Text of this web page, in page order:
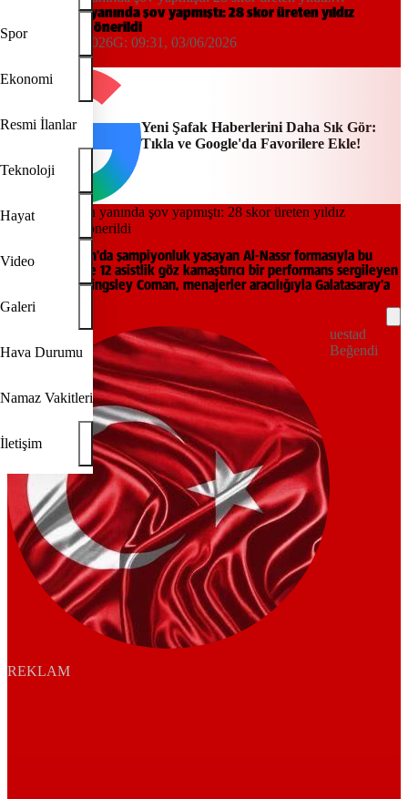
Spor
Ekonomi
Resmi İlanlar
Teknoloji
Hayat
Video
Galeri
Hava Durumu
Namaz Vakitleri
İletişim
Galatasaray'a önerildi
Ronaldo'nun yanında şov yapmıştı: 28 skor üreten yıldız
Galatasaray'a önerildi
09:24, 03/06/2026G: 09:31, 03/06/2026
Yeni Şafak Haberlerini Daha Sık Gör:
Tıkla ve Google'da Favorilere Ekle!
Suudi Arabistan'da şampiyonluk yaşayan Al-Nassr formasıyla bu
sezon 16 gol ve 12 asistlik göz kamaştırıcı bir performans sergileyen
29 yaşındaki Kingsley Coman, menajerler aracılığıyla Galatasaray'a
teklif edildi.
uestad
Beğendi
REKLAM